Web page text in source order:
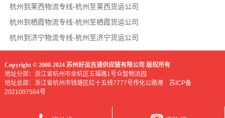
杭州到莱西物流专线-杭州至莱西货运公司
杭州到栖霞物流专线-杭州至栖霞货运公司
杭州到济宁物流专线-杭州至济宁货运公司
Copyright © 2008-2024 苏州好运吉通供应链有限公司 版权所有
地址分部：浙江省杭州市余杭区五福路1号众智物流园
地址总部：浙江省杭州市钱塘区红十五线7777号传化公路港 苏ICP备
2021007584号